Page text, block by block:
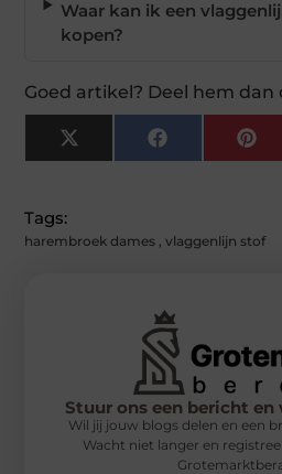
Waar kan ik een
kopen?
Goed artikel? Deel hem dan
X
(Twitter)
Facebook
Tags:
harembroek dames ,vlaggenlijn stof
Stuur ons een bericht en
Wil jij jouw blogs delen en een
Wacht niet langer en